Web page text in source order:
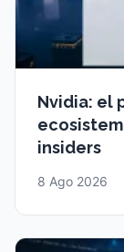
Nvidia: el
insiders
8 Ago 2026